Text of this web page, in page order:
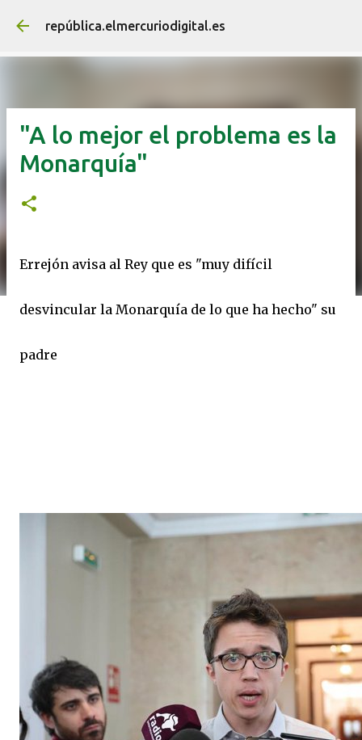
Ir al contenido principal
república.elmercuriodigital.es
"A lo mejor el problema es la
Monarquía"
Errejón avisa al Rey que es "muy difícil
desvincular la Monarquía de lo que ha hecho" su
padre